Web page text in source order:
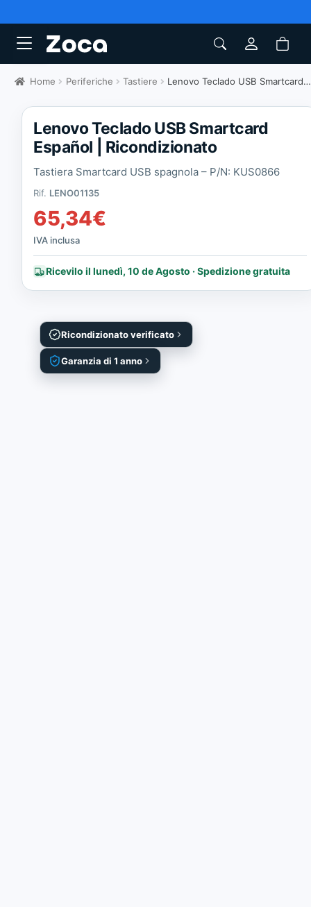
Home Periferiche Tastiere Lenovo Teclado USB Smartcard Español | Ricondizionato
Ricondizionato verificato
Garanzia di 1 anno
Lenovo Teclado USB Smartcard
Español | Ricondizionato
Tastiera Smartcard USB spagnola – P/N: KUS0866
Rif. LENO01135
65,34€
IVA inclusa
Ricevilo il lunedì, 10 de Agosto · Spedizione gratuita